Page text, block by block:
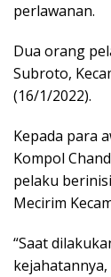
perlawanan.
Dua orang
Subroto,
(16/1/2022).
Kepada para
Kompol
pelaku
Mecirim
“Saat